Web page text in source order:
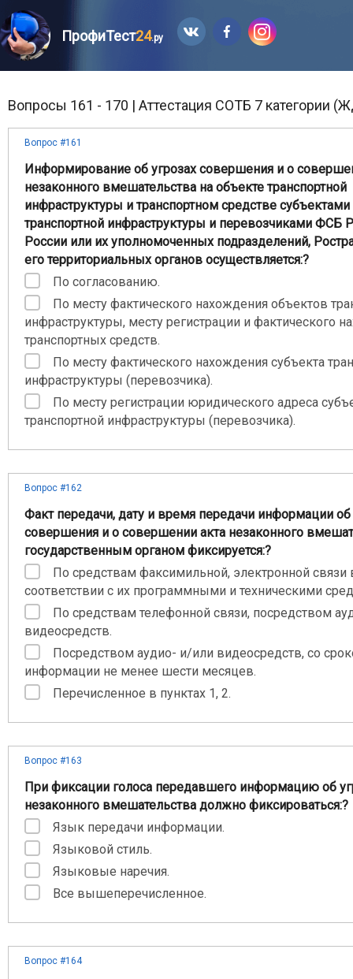
ПрофиТест24.ру
Вопросы 161 - 170 | Аттестация СОТБ 7 категории
Вопрос #161
Информирование об угрозах совершения и о
незаконного вмешательства на объекте транспортной
инфраструктуры и транспортном средстве субъектами
транспортной инфраструктуры и перевозчиками ФСБ
России или их уполномоченных подразделений,
его территориальных органов осуществляется:?
По согласованию.
По месту фактического нахождения объектов
инфраструктуры, месту регистрации и фактического
транспортных средств.
По месту фактического нахождения субъекта
инфраструктуры (перевозчика).
По месту регистрации юридического адреса
транспортной инфраструктуры (перевозчика).
Вопрос #162
Факт передачи, дату и время передачи информации об
совершения и о совершении акта незаконного
государственным органом фиксируется:?
По средствам факсимильной, электронной связи
соответствии с их программными и техническими
По средствам телефонной связи, посредством
видеосредств.
Посредством аудио- и/или видеосредств, со
информации не менее шести месяцев.
Перечисленное в пунктах 1, 2.
Вопрос #163
При фиксации голоса передавшего информацию об
незаконного вмешательства должно фиксироваться:?
Язык передачи информации.
Языковой стиль.
Языковые наречия.
Все вышеперечисленное.
Вопрос #164